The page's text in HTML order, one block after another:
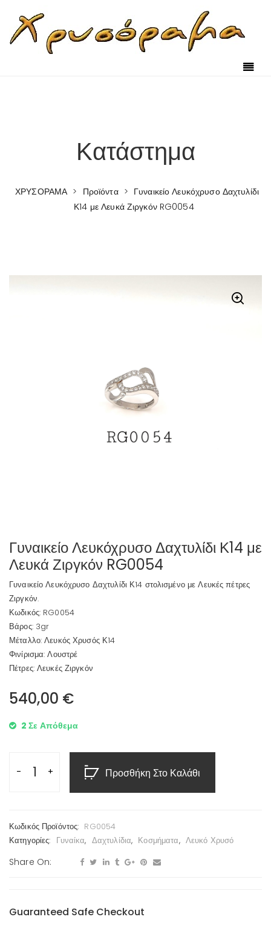
Κατάστημα
ΧΡΥΣΟΡΑΜΑ > Προϊόντα > Γυναικείο Λευκόχρυσο Δαχτυλίδι
Κ14 με Λευκά Ζιργκόν RG0054
Γυναικείο Λευκόχρυσο Δαχτυλίδι Κ14 με
Λευκά Ζιργκόν RG0054
Γυναικείο Λευκόχρυσο Δαχτυλίδι Κ14 στολισμένο με Λευκές πέτρες
Ζιργκόν.
Κωδικός: RG0054
Βάρος: 3gr
Μέταλλο: Λευκός Χρυσός Κ14
Φινίρισμα: Λουστρέ
Πέτρες: Λευκές Ζιργκόν
540,00 €
2 Σε Απόθεμα
Προσθήκη Στο Καλάθι
Κωδικός Προϊόντος: RG0054
Κατηγορίες: Γυναίκα, Δαχτυλίδια, Κοσμήματα, Λευκό Χρυσό
Share On:
Guaranteed Safe Checkout